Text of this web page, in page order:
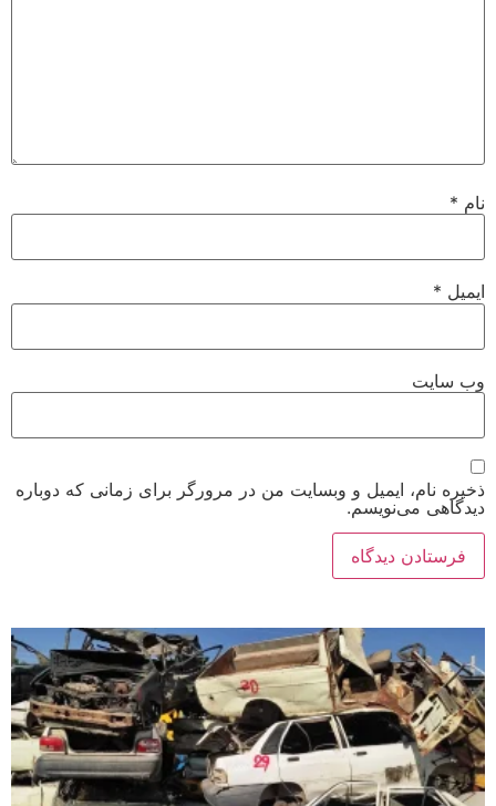
نام*
ایمیل*
وب‌ سایت
ذخیره نام، ایمیل و وبسایت من در مرورگر برای زمانی که دوباره
دیدگاهی می‌نویسم.